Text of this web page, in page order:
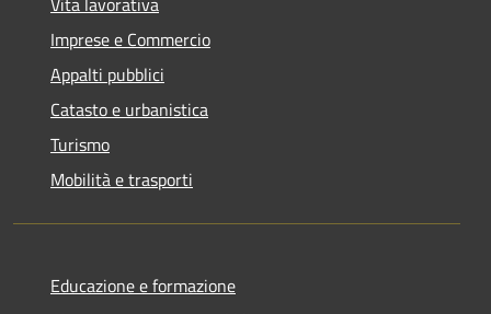
Imprese e Commercio
Appalti pubblici
Catasto e urbanistica
Turismo
Mobilità e trasporti
Educazione e formazione